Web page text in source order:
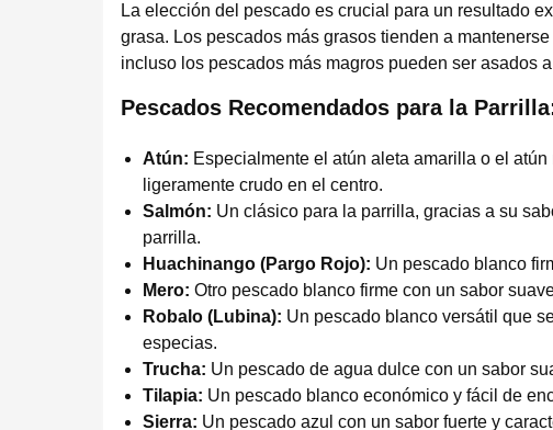
La elección del pescado es crucial para un resultado
grasa. Los pescados más grasos tienden a
incluso los pescados más magros pueden ser asados
Pescados Recomendados para la
Atún: Especialmente el atún aleta amarilla o el
ligeramente crudo en el centro.
Salmón: Un clásico para la parrilla, gracias a su
parrilla.
Huachinango (Pargo Rojo): Un pescado blanco
Mero: Otro pescado blanco firme con un sabor
Robalo (Lubina): Un pescado blanco versátil que
especias.
Trucha: Un pescado de agua dulce con un sabor
Tilapia: Un pescado blanco económico y fácil de
Sierra: Un pescado azul con un sabor fuerte y